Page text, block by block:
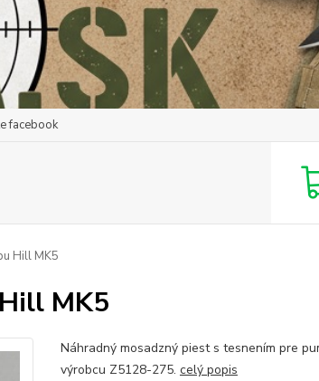
facebook
Hill MK5
MK5
Náhradný mosadzný piest s tesnením pre
výrobcu Z5128-275. celý popis